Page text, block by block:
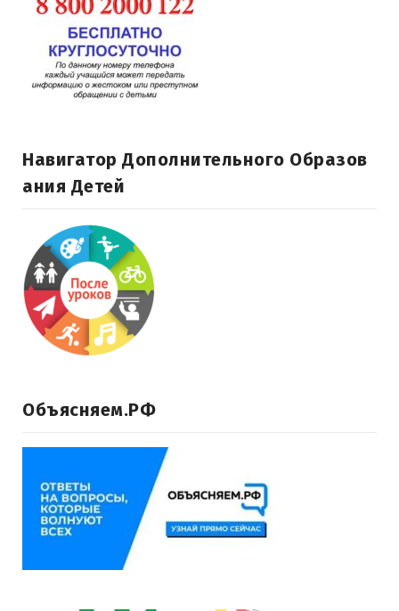
Навигатор Дополнительного Образов
Ания Детей
Объясняем.РФ